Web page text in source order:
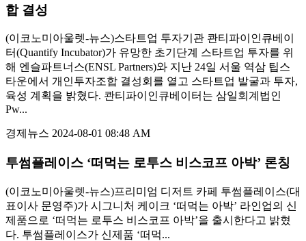
합 결성
(이코노미아울렛-뉴스)스타트업 투자기관 콴티파이인큐베이
터(Quantify Incubator)가 유망한 초기단계 스타트업 투자를 위
해 엔슬파트너스(ENSL Partners)와 지난 24일 서울 역삼 팁스
타운에서 개인투자조합 결성회를 열고 스타트업 발굴과 투자,
육성 계획을 밝혔다. 콴티파이인큐베이터는 삼일회계법인
Pw...
경제뉴스 2024-08-01 08:48 AM
투썸플레이스 ‘떠먹는 로투스 비스코프 아박’ 론칭
(이코노미아울렛-뉴스)프리미엄 디저트 카페 투썸플레이스(대
표이사 문영주)가 시그니처 케이크 ‘떠먹는 아박’ 라인업의 신
제품으로 ‘떠먹는 로투스 비스코프 아박’을 출시한다고 밝혔
다. 투썸플레이스가 신제품 ‘떠먹...